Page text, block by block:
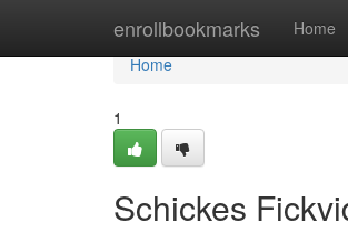
enrollbookmarks Home
Home
Home
1
Schickes